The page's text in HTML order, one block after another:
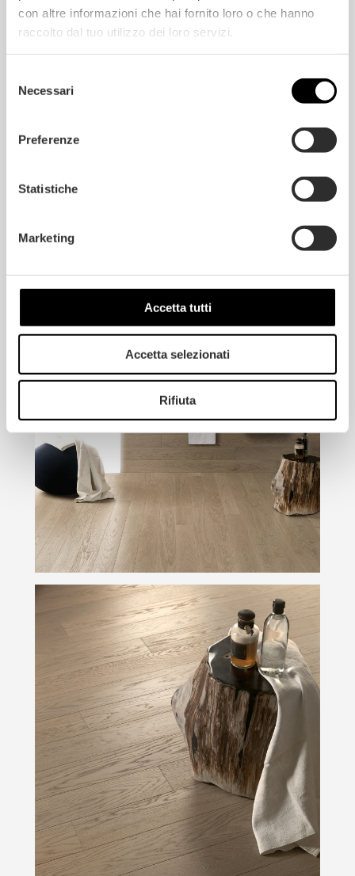
con altre informazioni che hai fornito loro o che hanno
raccolto dal tuo utilizzo dei loro servizi.
delNecessari
Preferenze
Statistiche
Marketing
Accetta tutti
Accetta selezionati
Rifiuta